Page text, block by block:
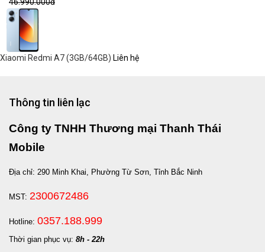
Xiaomi Redmi A7 (3GB/64GB) Liên hệ
Thông tin liên lạc
Công ty TNHH Thương mại Thanh Thái
Mobile
Địa chỉ: 290 Minh Khai, Phường Từ Sơn, Tỉnh Bắc Ninh
MST: 2300672486
Hotline: 0357.188.999
Thời gian phục vụ: 8h - 22h